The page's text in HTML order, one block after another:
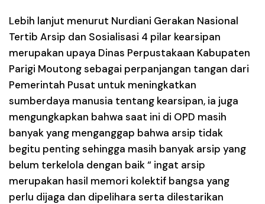
Lebih lanjut menurut Nurdiani Gerakan Nasional
Tertib Arsip dan Sosialisasi 4 pilar kearsipan
merupakan upaya Dinas Perpustakaan Kabupaten
Parigi Moutong sebagai perpanjangan tangan dari
Pemerintah Pusat untuk meningkatkan
sumberdaya manusia tentang kearsipan, ia juga
mengungkapkan bahwa saat ini di OPD masih
banyak yang menganggap bahwa arsip tidak
begitu penting sehingga masih banyak arsip yang
belum terkelola dengan baik “ ingat arsip
merupakan hasil memori kolektif bangsa yang
perlu dijaga dan dipelihara serta dilestarikan